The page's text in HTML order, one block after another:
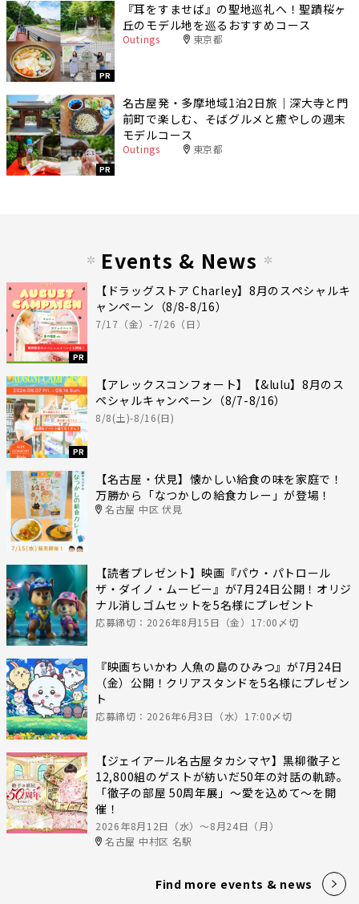
PR
『耳をすませば』の聖地巡礼へ！聖蹟桜ヶ
丘のモデル地を巡るおすすめコース
Outings 東京都
PR
名古屋発・多摩地域1泊2日旅｜深大寺と門
前町で楽しむ、そばグルメと癒やしの週末
モデルコース
Outings 東京都
Events & News
PR
【ドラッグストア Charley】8月のスペシャルキ
ャンペーン（8/8-8/16）
7/17（金）-7/26（日）
PR
【アレックスコンフォート】【&lulu】8月のス
ペシャルキャンペーン（8/7-8/16）
8/8(土)-8/16(日)
【名古屋・伏見】懐かしい給食の味を家庭で！
万勝から「なつかしの給食カレー」が登場！
名古屋 中区 伏見
【読者プレゼント】映画『パウ・パトロール
ザ・ダイノ・ムービー』が7月24日公開！オリジ
ナル消しゴムセットを5名様にプレゼント
応募締切：2026年8月15日（金）17:00〆切
『映画ちいかわ 人魚の島のひみつ』が7月24日
（金）公開！クリアスタンドを5名様にプレゼン
ト
応募締切：2026年6月3日（水）17:00〆切
【ジェイアール名古屋タカシマヤ】黒柳徹子と
12,800組のゲストが紡いだ50年の対話の軌跡。
「徹子の部屋 50周年展」～愛を込めて～を開
催！
2026年8月12日（水）〜8月24日（月）
名古屋 中村区 名駅
Find more events & news